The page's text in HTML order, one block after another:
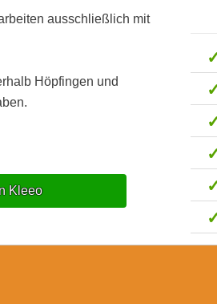
ausschließlich mit
Höpfingen und
Kleeo